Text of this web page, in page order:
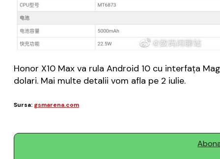
Honor X10 Max va rula Android 10 cu interfaţa
dolari. Mai multe detalii vom afla pe 2 iulie.
Sursa: gsmarena.com